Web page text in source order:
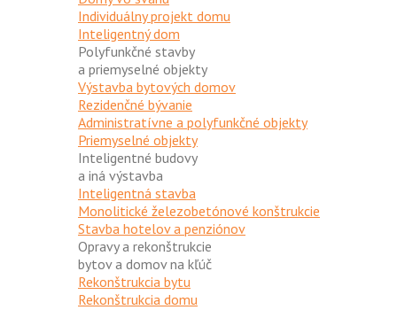
Individuálny projekt domu
Inteligentný dom
Polyfunkčné stavby
a priemyselné objekty
Výstavba bytových domov
Rezidenčné bývanie
Administratívne a polyfunkčné objekty
Priemyselné objekty
Inteligentné budovy
a iná výstavba
Inteligentná stavba
Monolitické železobetónové konštrukcie
Stavba hotelov a penziónov
Opravy a rekonštrukcie
bytov a domov na kľúč
Rekonštrukcia bytu
Rekonštrukcia domu